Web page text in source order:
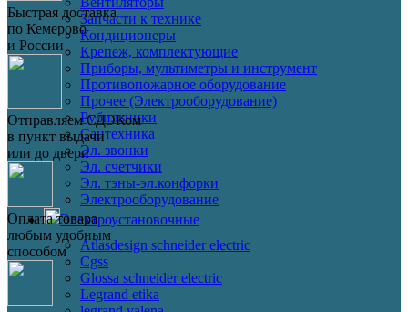
Запчасти к технике
Кондиционеры
Крепеж, комплектующие
Приборы, мультиметры и инструмент
Противопожарное оборудование
Прочее (Электрооборудование)
Рубильники
Сантехника
Эл. звонки
Эл. счетчики
Эл. тэны-эл.конфорки
Электрооборудование
Электроустановочные
Atlasdesign schneider electric
Cgss
Glossa schneider electric
Legrand etika
Быстрая доставка
по Кемерово
и России
Отправляем СДЭКом
в пункт выдачи
или до двери
Оплата товара
любым удобным
способом